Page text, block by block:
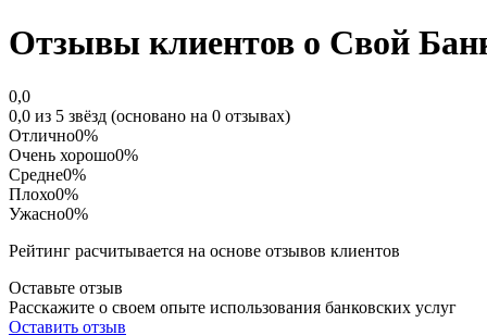
Отзывы клиентов о Свой
0,0
0,0 из 5 звёзд (основано на 0 отзывах)
Отлично0%
Очень хорошо0%
Средне0%
Плохо0%
Ужасно0%
Рейтинг расчитывается на основе отзывов клиентов
Оставьте отзыв
Расскажите о своем опыте использования банковских услуг
Оставить отзыв